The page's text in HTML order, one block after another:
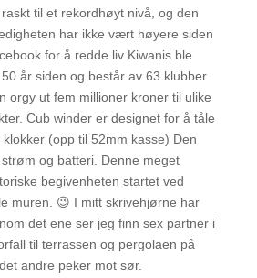
til et rekordhøyt nivå, og den
har ikke vært høyere siden
for å redde liv Kiwanis ble
år siden og består av 63 klubber
orgy ut fem millioner kroner til ulike
Cub winder er designet for å tåle
(opp til 52mm kasse) Den
og batteri. Denne meget
begivenheten startet ved
muren. 😉 I mitt skrivehjørne har
det ene ser jeg finn sex partner i
til terrassen og pergolaen på
andre peker mot sør.